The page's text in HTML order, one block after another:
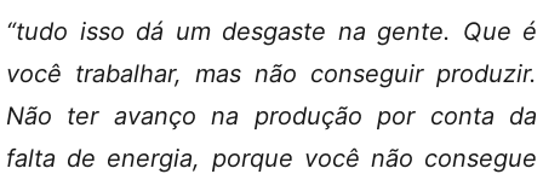
“tudo isso dá um desgaste na gente. Que é
você trabalhar, mas não conseguir produzir.
Não ter avanço na produção por conta da
falta de energia, porque você não consegue